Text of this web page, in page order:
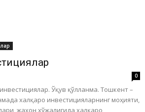
0
Ўқув қўлланма. Тошкент –
халқаро инвестицияларнинг моҳияти,
жаҳон хўжалигида халқаро